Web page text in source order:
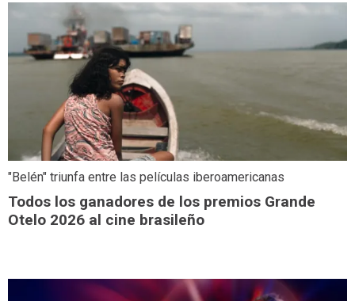
"Belén" triunfa entre las películas iberoamericanas
Todos los ganadores de los premios Grande
Otelo 2026 al cine brasileño